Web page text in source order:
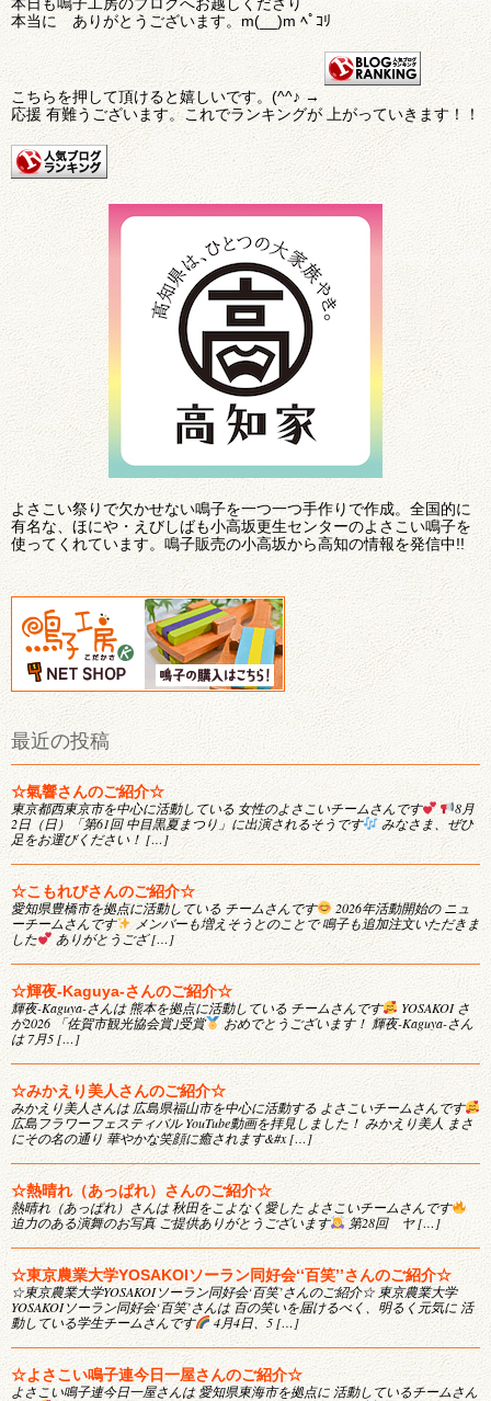
本当に ありがとうございます。m(__)m ﾍﾟｺﾘ
こちらを押して頂けると嬉しいです。(^^♪ →
応援 有難うございます。これでランキングが 上がっていきます！！
よさこい祭りで欠かせない鳴子を一つ一つ手作りで作成。全国的に
有名な、ほにや・えびしばも小高坂更生センターのよさこい鳴子を
使ってくれています。鳴子販売の小高坂から高知の情報を発信中!!
最近の投稿
☆氣響さんのご紹介☆
東京都西東京市を中心に活動している 女性のよさこいチームさんです
8月
2日（日）「第61回 中目黒夏まつり」に出演されるそうです
みなさま、ぜひ
足をお運びください！ […]
☆こもれびさんのご紹介☆
愛知県豊橋市を拠点に活動している チームさんです
2026年活動開始の ニュ
ーチームさんです
メンバーも増えそうとのことで 鳴子も追加注文いただきま
した
ありがとうござ […]
☆輝夜-Kaguya-さんのご紹介☆
輝夜-Kaguya-さんは 熊本を拠点に活動している チームさんです
YOSAKOI さ
が2026 「佐賀市観光協会賞｣受賞
おめでとうございます！ 輝夜-Kaguya-さん
は 7月5 […]
☆みかえり美人さんのご紹介☆
みかえり美人さんは 広島県福山市を中心に活動する よさこいチームさんです
広島フラワーフェスティバル YouTube動画を拝見しました！ みかえり美人 まさ
にその名の通り 華やかな笑顔に癒されます&#x […]
☆熱晴れ（あっぱれ）さんのご紹介☆
熱晴れ（あっぱれ）さんは 秋田をこよなく愛した よさこいチームさんです
迫力のある演舞のお写真 ご提供ありがとうございます
第28回 ヤ […]
☆東京農業大学YOSAKOIソーラン同好会‘‘百笑’’さんのご紹介☆
☆東京農業大学YOSAKOIソーラン同好会‘百笑’さんのご紹介☆ 東京農業大学
YOSAKOIソーラン同好会‘百笑’さんは 百の笑いを届けるべく、明るく元気に 活
動している学生チームさんです
4月4日、5 […]
☆よさこい鳴子連今日一屋さんのご紹介☆
よさこい鳴子連今日一屋さんは 愛知県東海市を拠点に 活動しているチームさん